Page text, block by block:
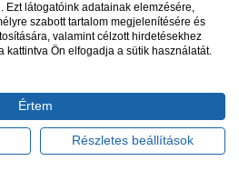
INFORMÁCIÓK
nyilvántartási száma NAIH-
+36 1 700 3500
Ezt látogatóink adatainak elemzésére,
szabott tartalom megjelenítésére és
valamint célzott hirdetésekhez
kattintva Ön elfogadja a sütik használatát.
Értem
Részletes beállítások